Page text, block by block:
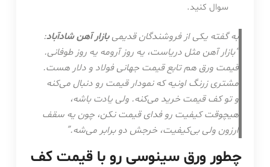
سوال کنید.
به گفته یکی از فروشندگان قدیمیبازار آهن شادآباد:
“بازار آهن مثل دریاست، یه روز آرومه یه روز طوفانی.
قیمت ورق هم تابع قیمت جهانی فولاد و دلار هست.
مشتری زرنگ اونیه که نمودار قیمت رو دنبال می‌کنه
و تو کف قیمت خرید می‌کنه. ولی یادت باشه،
هیچوقت کیفیت رو فدای قیمت نکن، چون یه سقف
ارزون ولی بی‌کیفیت، خرجش دو برابر می‌شه.”
چطور ورق سینوسی رو با قیمت کف